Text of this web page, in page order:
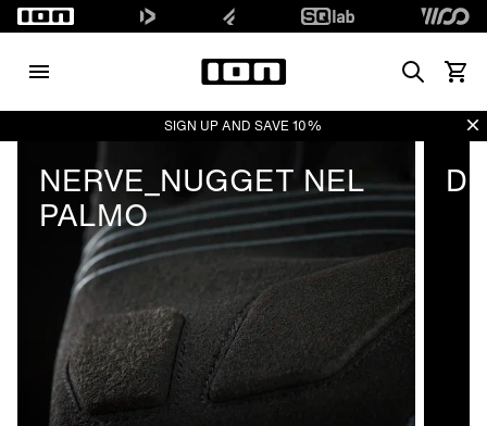
SearchVedi
SIGN UP AND SAVE 10%
NERVE_NUGGET NEL
PALMO